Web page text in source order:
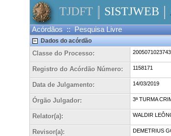
TJDFT SISTJWEB
Acórdãos :: Pesquisa Livre
Dados do acórdão
Classe do Processo:
Registro do Acórdão Número: 1158171
Data de Julgamento: 14/03/2019
Órgão Julgador: 3ª TURMA
Relator(a): WALDIR
Revisor(a): DEMETRIUS